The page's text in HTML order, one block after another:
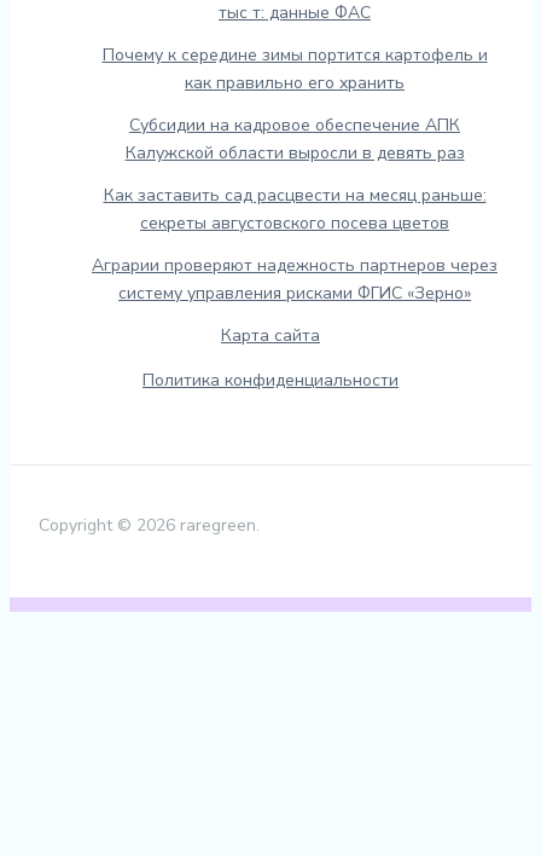
тыс т: данные ФАС
Почему к середине зимы портится картофель и
как правильно его хранить
Субсидии на кадровое обеспечение АПК
Калужской области выросли в девять раз
Как заставить сад расцвести на месяц раньше:
секреты августовского посева цветов
Аграрии проверяют надежность партнеров через
систему управления рисками ФГИС «Зерно»
Карта сайта
Политика конфиденциальности
Copyright © 2026 raregreen.